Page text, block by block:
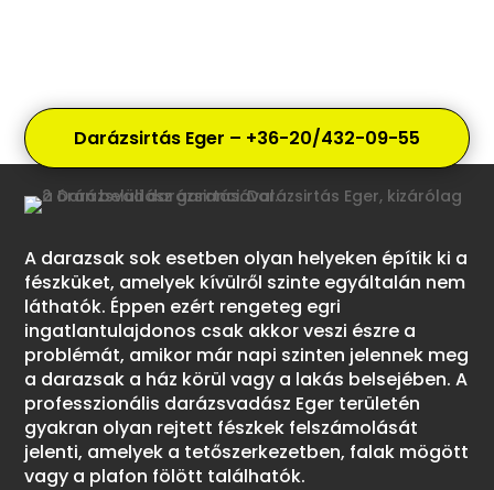
Darázsirtás Eger – +36-20/432-09-55
A darazsak sok esetben olyan helyeken építik ki a
fészküket, amelyek kívülről szinte egyáltalán nem
láthatók. Éppen ezért rengeteg egri
ingatlantulajdonos csak akkor veszi észre a
problémát, amikor már napi szinten jelennek meg
a darazsak a ház körül vagy a lakás belsejében. A
professzionális darázsvadász Eger területén
gyakran olyan rejtett fészkek felszámolását
jelenti, amelyek a tetőszerkezetben, falak mögött
vagy a plafon fölött találhatók.